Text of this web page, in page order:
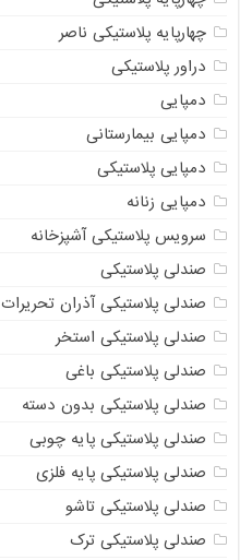
چهارپایه پلاستیکی ناصر
دراور پلاستیکی
دمپایی
دمپایی بیمارستانی
دمپایی پلاستیکی
دمپایی زنانه
سرویس پلاستیکی آشپزخانه
صندلی پلاستیکی
صندلی پلاستیکی آذران تحریرات
صندلی پلاستیکی استخر
صندلی پلاستیکی باغی
صندلی پلاستیکی بدون دسته
صندلی پلاستیکی پایه چوبی
صندلی پلاستیکی پایه فلزی
صندلی پلاستیکی تاشو
صندلی پلاستیکی ترک